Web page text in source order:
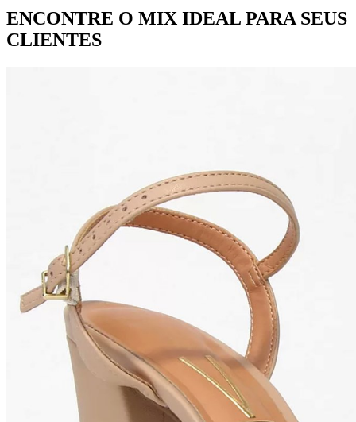
ENCONTRE O MIX IDEAL PARA SEUS
CLIENTES